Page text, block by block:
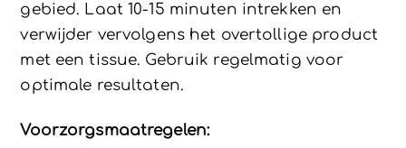
gebied. Laat 10-15 minuten intrekken en
verwijder vervolgens het overtollige product
met een tissue. Gebruik regelmatig voor
optimale resultaten.
Voorzorgsmaatregelen: